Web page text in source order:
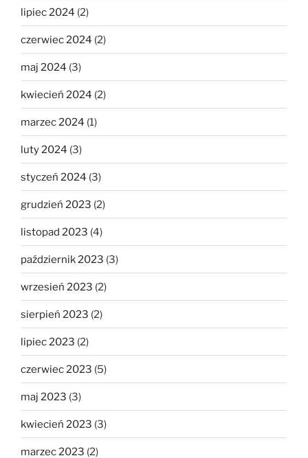
lipiec 2024 (2)
czerwiec 2024 (2)
maj 2024 (3)
kwiecień 2024 (2)
marzec 2024 (1)
luty 2024 (3)
styczeń 2024 (3)
grudzień 2023 (2)
listopad 2023 (4)
październik 2023 (3)
wrzesień 2023 (2)
sierpień 2023 (2)
lipiec 2023 (2)
czerwiec 2023 (5)
maj 2023 (3)
kwiecień 2023 (3)
marzec 2023 (2)